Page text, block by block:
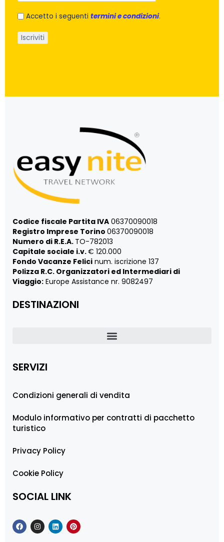
Accetto i seguenti termini e condizioni.
Codice fiscale Partita IVA 06370090018
Registro Imprese Torino 06370090018
Numero di R.E.A. TO-782013
Capitale sociale i.v.€ 120.000
Fondo Vacanze Felici num. iscrizione 137
Polizza R.C. Organizzatori ed Intermediari di
Viaggio: Europe Assistance nr. 9082497
DESTINAZIONI
SERVIZI
Condizioni generali di vendita
Modulo informativo per contratti di pacchetto
turistico
Privacy Policy
Cookie Policy
SOCIAL LINK